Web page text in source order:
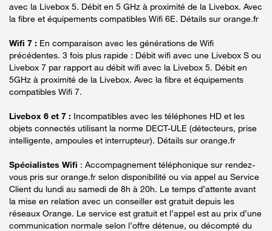
avec la Livebox 5. Débit en 5 GHz à proximité de la Livebox. Avec
la fibre et équipements compatibles Wifi 6E. Détails sur orange.fr
Wifi 7 : En comparaison avec les générations de Wifi
précédentes. 3 fois plus rapide : Débit wifi avec une Livebox S ou
Livebox 7 par rapport au débit wifi avec la Livebox 5. Débit en
5GHz à proximité de la Livebox. Avec la fibre et équipements
compatibles Wifi 7.
Livebox 6 et 7 : Incompatibles avec les téléphones HD et les
objets connectés utilisant la norme DECT-ULE (détecteurs, prise
intelligente, ampoules et interrupteur). Détails sur orange.fr
Spécialistes Wifi : Accompagnement téléphonique sur rendez-
vous pris sur orange.fr selon disponibilité ou via appel au Service
Client du lundi au samedi de 8h à 20h. Le temps d’attente avant
la mise en relation avec un conseiller est gratuit depuis les
réseaux Orange. Le service est gratuit et l’appel est au prix d’une
communication normale selon l’offre détenue, ou décompté du